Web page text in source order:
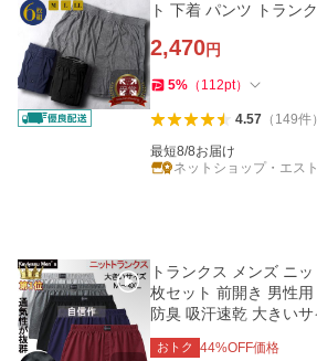
ト 下着 パンツ トラン
2,470円
5% （ 112pt）
4.57（ 149件）
最短8/8お届け
ネットショップ・エスト
トランクス メンズ ニ
枚セット 前開き 男性
防臭 吸汗速乾 大きいサ
T
おトク 44%OFF価格